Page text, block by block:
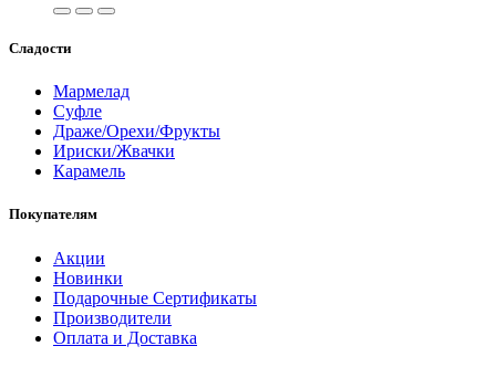
Сладости
Мармелад
Суфле
Драже/Орехи/Фрукты
Ириски/Жвачки
Карамель
Покупателям
Акции
Новинки
Подарочные Сертификаты
Производители
Оплата и Доставка